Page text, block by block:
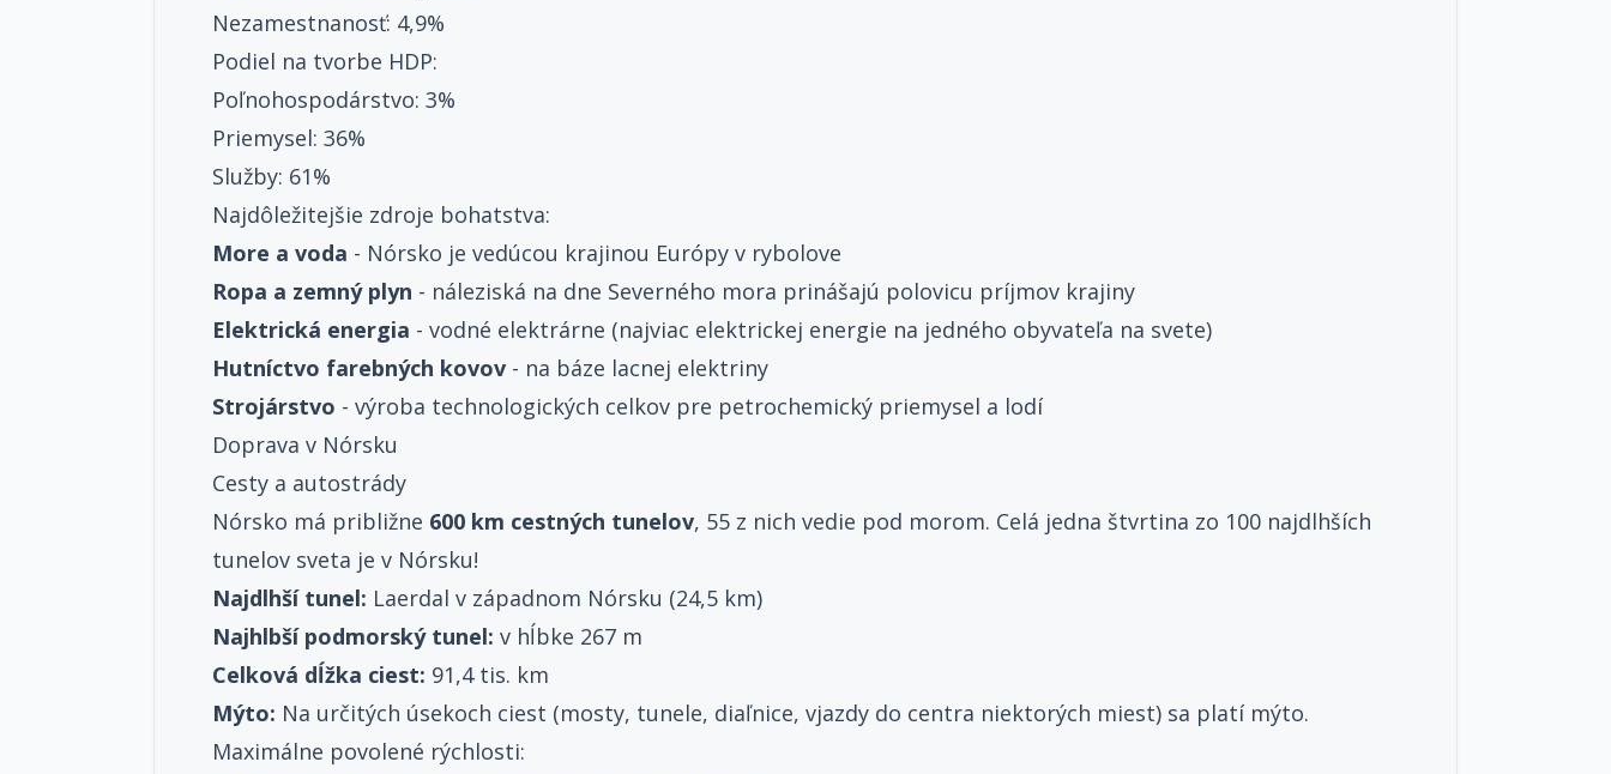
Nezamestnanosť: 4,9%
Podiel na tvorbe HDP:
Poľnohospodárstvo: 3%
Priemysel: 36%
Služby: 61%
Najdôležitejšie zdroje bohatstva:
More a voda - Nórsko je vedúcou krajinou Európy v rybolove
Ropa a zemný plyn - náleziská na dne Severného mora prinášajú polovicu príjmov krajiny
Elektrická energia - vodné elektrárne (najviac elektrickej energie na jedného obyvateľa na svete)
Hutníctvo farebných kovov - na báze lacnej elektriny
Strojárstvo - výroba technologických celkov pre petrochemický priemysel a lodí
Doprava v Nórsku
Cesty a autostrády
Nórsko má približne 600 km cestných tunelov, 55 z nich vedie pod morom. Celá jedna štvrtina zo 100 najdlhších
tunelov sveta je v Nórsku!
Najdlhší tunel: Laerdal v západnom Nórsku (24,5 km)
Najhlbší podmorský tunel: v hĺbke 267 m
Celková dĺžka ciest: 91,4 tis. km
Mýto: Na určitých úsekoch ciest (mosty, tunele, diaľnice, vjazdy do centra niektorých miest) sa platí mýto.
Maximálne povolené rýchlosti: